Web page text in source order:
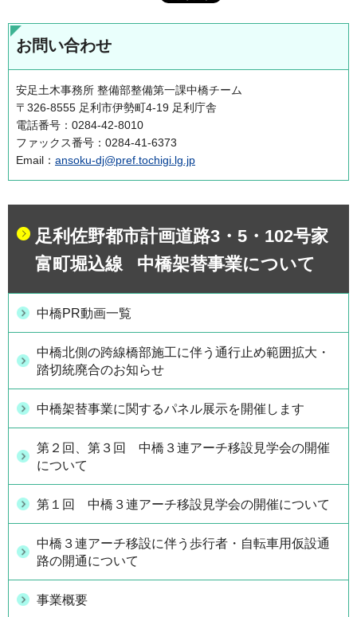
お問い合わせ
安足土木事務所 整備部整備第一課中橋チーム
〒326-8555 足利市伊勢町4-19 足利庁舎
電話番号：0284-42-8010
ファックス番号：0284-41-6373
Email： ansoku-dj@pref.tochigi.lg.jp
足利佐野都市計画道路3・5・102号家
富町堀込線 中橋架替事業について
中橋PR動画一覧
中橋北側の跨線橋部施工に伴う通行止め範囲拡大・
踏切統廃合のお知らせ
中橋架替事業に関するパネル展示を開催します
第２回、第３回 中橋３連アーチ移設見学会の開催
について
第１回 中橋３連アーチ移設見学会の開催について
中橋３連アーチ移設に伴う歩行者・自転車用仮設通
路の開通について
事業概要